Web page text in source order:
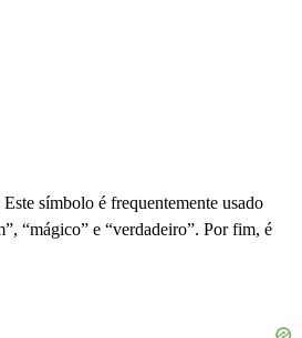
símbolo é frequentemente usado
“mágico” e “verdadeiro”. Por fim, é